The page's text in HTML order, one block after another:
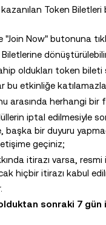
kazanılan Token
Now" butonuna
oldukları token bileti
bu etkinliğe
arasında herhangi bir
iptal edilmesiyle
başka bir duyuru
geçiniz;
itirazı varsa,
hiçbir itirazı kabul
sonraki 7